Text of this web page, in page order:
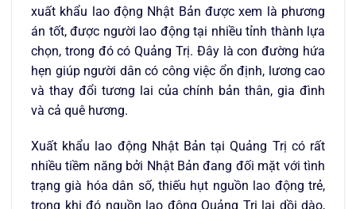
xuất khẩu lao động Nhật Bản được xem là phương
án tốt, được người lao động tại nhiều tỉnh thành lựa
chọn, trong đó có Quảng Trị. Đây là con đường hứa
hẹn giúp người dân có công việc ổn định, lương cao
và thay đổi tương lai của chính bản thân, gia đình
và cả quê hương.
Xuất khẩu lao động Nhật Bản tại Quảng Trị có rất
nhiều tiềm năng bởi Nhật Bản đang đối mặt với tình
trạng già hóa dân số, thiếu hụt nguồn lao động trẻ,
trong khi đó nguồn lao động Quảng Trị lại dồi dào,